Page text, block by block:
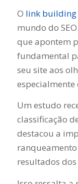
O link building
mundo do
que apontem
fundamental
seu site aos
especialmente
Um estudo
classificação
destacou a
ranqueamento
resultados